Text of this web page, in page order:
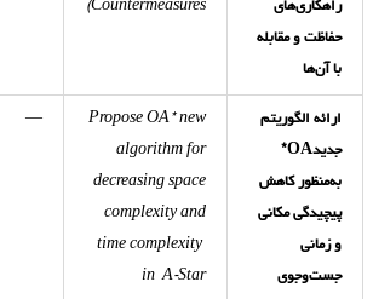
راهکاری‌های
حفاظت و مقابله
با آن‌ها
Countermeasures)
ارائه الگوریتم
جدیدOA*
به‌منظور کاهش
پیچیدگی مکانی
و زمانی
جست‌وجوی
Propose OA* new
algorithm for
decreasing space
complexity and
time complexity
in A-Star
—